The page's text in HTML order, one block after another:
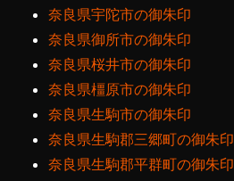
奈良県宇陀市の御朱印
奈良県御所市の御朱印
奈良県桜井市の御朱印
奈良県橿原市の御朱印
奈良県生駒市の御朱印
奈良県生駒郡三郷町の御朱印
奈良県生駒郡平群町の御朱印